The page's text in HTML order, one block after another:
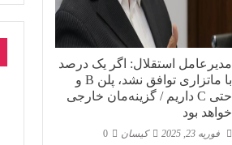
مدیرعامل استقلال: اگر یک درصد
با ماتزاری توافق نشد، پلن B و
حتی C داریم / گزینه‌مان خارجی
خواهد بود
فوریه 23, 2025 کیسان 0